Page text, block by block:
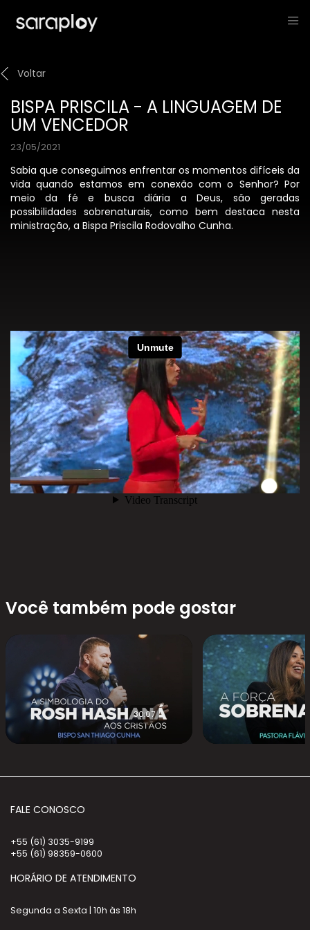
Voltar
BISPA PRISCILA - A LINGUAGEM DE
UM VENCEDOR
23/05/2021
Sabia que conseguimos enfrentar os momentos difíceis da
vida quando estamos em conexão com o Senhor? Por
meio da fé e busca diária a Deus, são geradas
possibilidades sobrenaturais, como bem destaca nesta
ministração, a Bispa Priscila Rodovalho Cunha.
Você também pode gostar
30:07
FALE CONOSCO
+55 (61) 3035-9199
+55 (61) 98359-0600
HORÁRIO DE ATENDIMENTO
Segunda a Sexta | 10h às 18h